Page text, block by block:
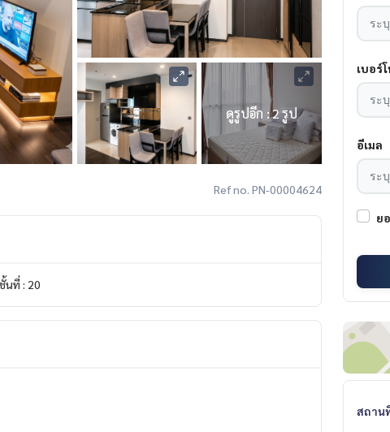
ดูรูปอีก : 2 รูป
Ref no. PN-00004624
นที่ : 20
เบอร์
อีเมล
ย
สถาน